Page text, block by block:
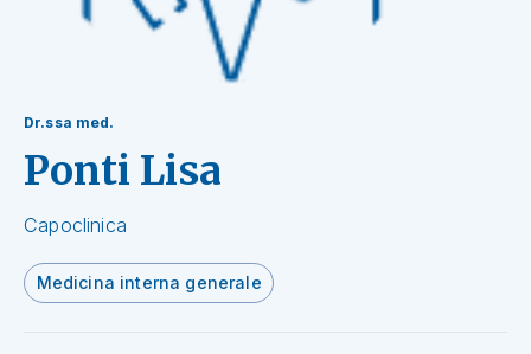
Dr.ssa med.
Ponti Lisa
Capoclinica
Medicina interna generale